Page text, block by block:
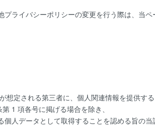
ライバシーポリシーの変更を行う際は、当
定される第三者に、個人関連情報を提供する
1 項各号に掲げる場合を除き、
人データとして取得することを認める旨の